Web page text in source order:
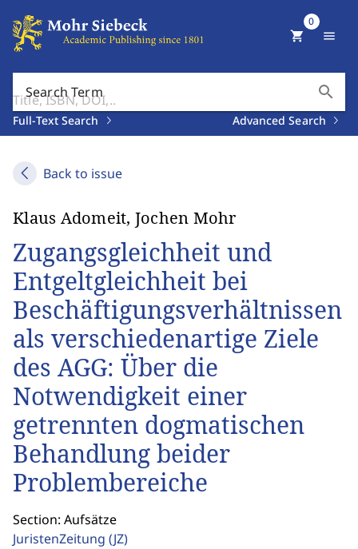
Search Term search
Full-Text Search Advanced Search
shopping_cart
0
menu
Back to issue
Klaus Adomeit, Jochen Mohr
Zugangsgleichheit und
Entgeltgleichheit bei
Beschäftigungsverhältnissen
als verschiedenartige Ziele
des AGG: Über die
Notwendigkeit einer
getrennten dogmatischen
Behandlung beider
Problembereiche
Section: Aufsätze
JuristenZeitung (JZ)